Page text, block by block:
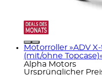
Motorroller »ADV
(mit/ohne
Alpha Motors
Ursprünglicher